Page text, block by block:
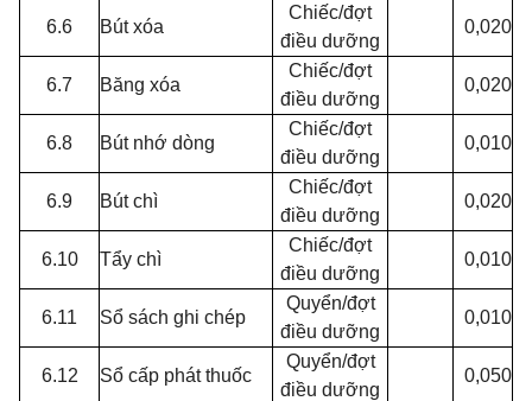
6.6 Bút xóa
Chiếc/đợt
điều dưỡng
0,020
6.7 Băng xóa
Chiếc/đợt
điều dưỡng
0,020
6.8 Bút nhớ dòng
Chiếc/đợt
điều dưỡng
0,010
6.9 Bút chì
Chiếc/đợt
điều dưỡng
0,020
6.10 Tẩy chì
Chiếc/đợt
điều dưỡng
0,010
6.11 Sổ sách ghi chép
Quyển/đợt
điều dưỡng
0,010
6.12 Sổ cấp phát thuốc
Quyển/đợt
điều dưỡng
0,050